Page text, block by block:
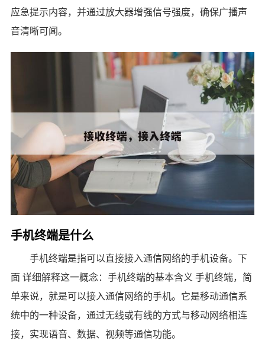
应急提示内容，并通过放大器增强信号强度，确保广播声
音清晰可闻。
手机终端是什么
手机终端是指可以直接接入通信网络的手机设备。下
面 详细解释这一概念：手机终端的基本含义 手机终端，简
单来说，就是可以接入通信网络的手机。它是移动通信系
统中的一种设备，通过无线或有线的方式与移动网络相连
接，实现语音、数据、视频等通信功能。